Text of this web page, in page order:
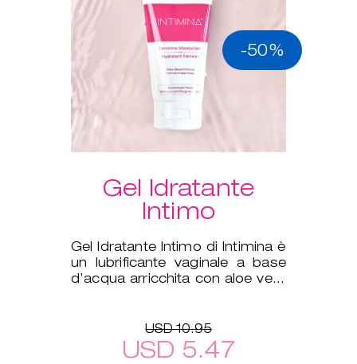
-50%
Gel Idratante
Intimo
Gel Idratante Intimo di Intimina è
un lubrificante vaginale a base
d’acqua arricchita con aloe vera
USD 10.95
USD 5.47